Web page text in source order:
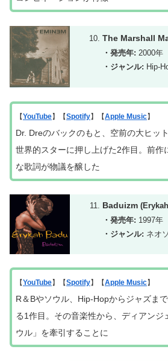
The Marshall
・発売年: 2000年
・ジャンル: Hip-
【YouTube】【Spotify】【Apple Music】
Dr. Dreのバックのもと、空前の大ヒッ
世界的スターに押し上げた2作目。前作
な歌詞が物議を醸した
Baduizm
・発売年: 1997年
・ジャンル: ネオ
【YouTube】【Spotify】【Apple Music】
R＆Bやソウル、Hip-Hopからジャズま
る1作目。その音楽性から、ディアンジ
ウル」を牽引することに